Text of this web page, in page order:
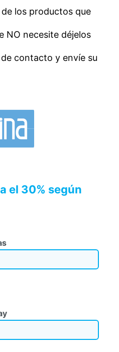
los productos que
NO necesite déjelos
contacto y envíe su
el 30% según